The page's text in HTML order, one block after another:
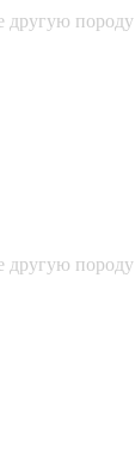
другую породу
другую породу